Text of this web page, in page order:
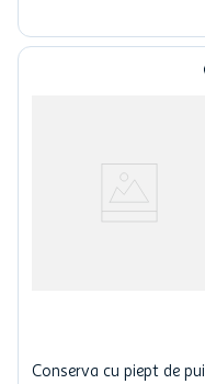
Conserva cu piept de pui